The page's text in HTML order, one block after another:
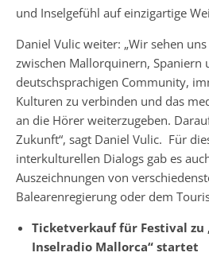
und Inselgefühl auf einzigartige
Daniel Vulic weiter: „Wir sehen
zwischen Mallorquinern, Spaniern
deutschsprachigen Community,
Kulturen zu verbinden und das
an die Hörer weiterzugeben.
Zukunft“, sagt Daniel Vulic. Für
interkulturellen Dialogs gab es
Auszeichnungen von
Balearenregierung oder dem
Ticketverkauf für Festival zu
Inselradio Mallorca“ startet